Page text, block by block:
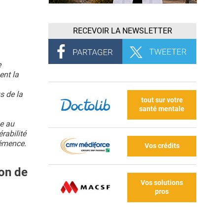
la
de la
au
de
RECEVOIR LA NEWSLETTER
tout sur votre
santé mentale
Vos crédits
Vos solutions
pros